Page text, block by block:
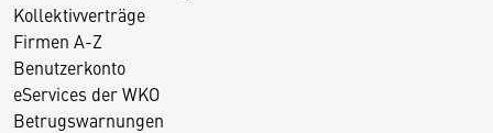
Kollektivverträge
Firmen A-Z
Benutzerkonto
eServices der WKO
Betrugswarnungen